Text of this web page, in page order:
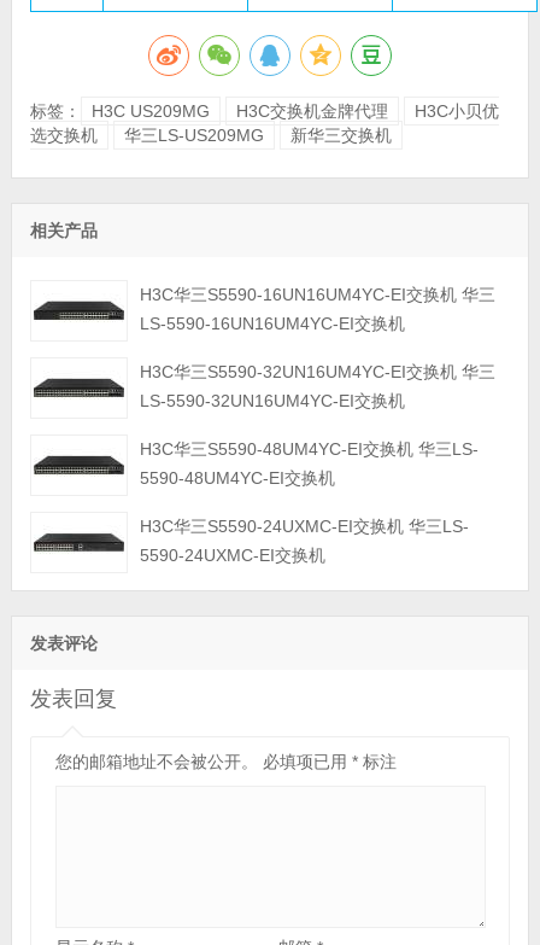
标签： H3C US209MG H3C交换机金牌代理
H3C小贝优
选交换机
华三LS-US209MG 新华三交换机
相关产品
H3C华三S5590-16UN16UM4YC-EI交换机 华三
LS-5590-16UN16UM4YC-EI交换机
H3C华三S5590-32UN16UM4YC-EI交换机 华三
LS-5590-32UN16UM4YC-EI交换机
H3C华三S5590-48UM4YC-EI交换机 华三LS-
5590-48UM4YC-EI交换机
H3C华三S5590-24UXMC-EI交换机 华三LS-
5590-24UXMC-EI交换机
发表评论
发表回复
您的邮箱地址不会被公开。 必填项已用 *标注